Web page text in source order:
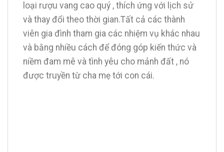
loại rượu vang cao quý , thích ứng với lịch sử
và thay đổi theo thời gian.Tất cả các thành
viên gia đình tham gia các nhiệm vụ khác nhau
và bằng nhiều cách để đóng góp kiến thức và
niềm đam mê và tình yêu cho mảnh đất , nó
được truyền từ cha mẹ tới con cái.